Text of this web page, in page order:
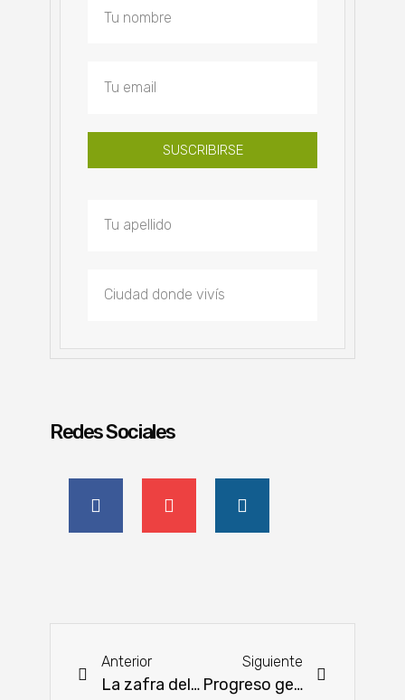
SUSCRIBIRSE
Redes Sociales
Anterior
La zafra del Chaco paraguayo tuvo 154.660 Ha de soja, según informe del INBIO
Siguiente
Progreso genético abre nuevas oportunidades de mercado para Paraguay